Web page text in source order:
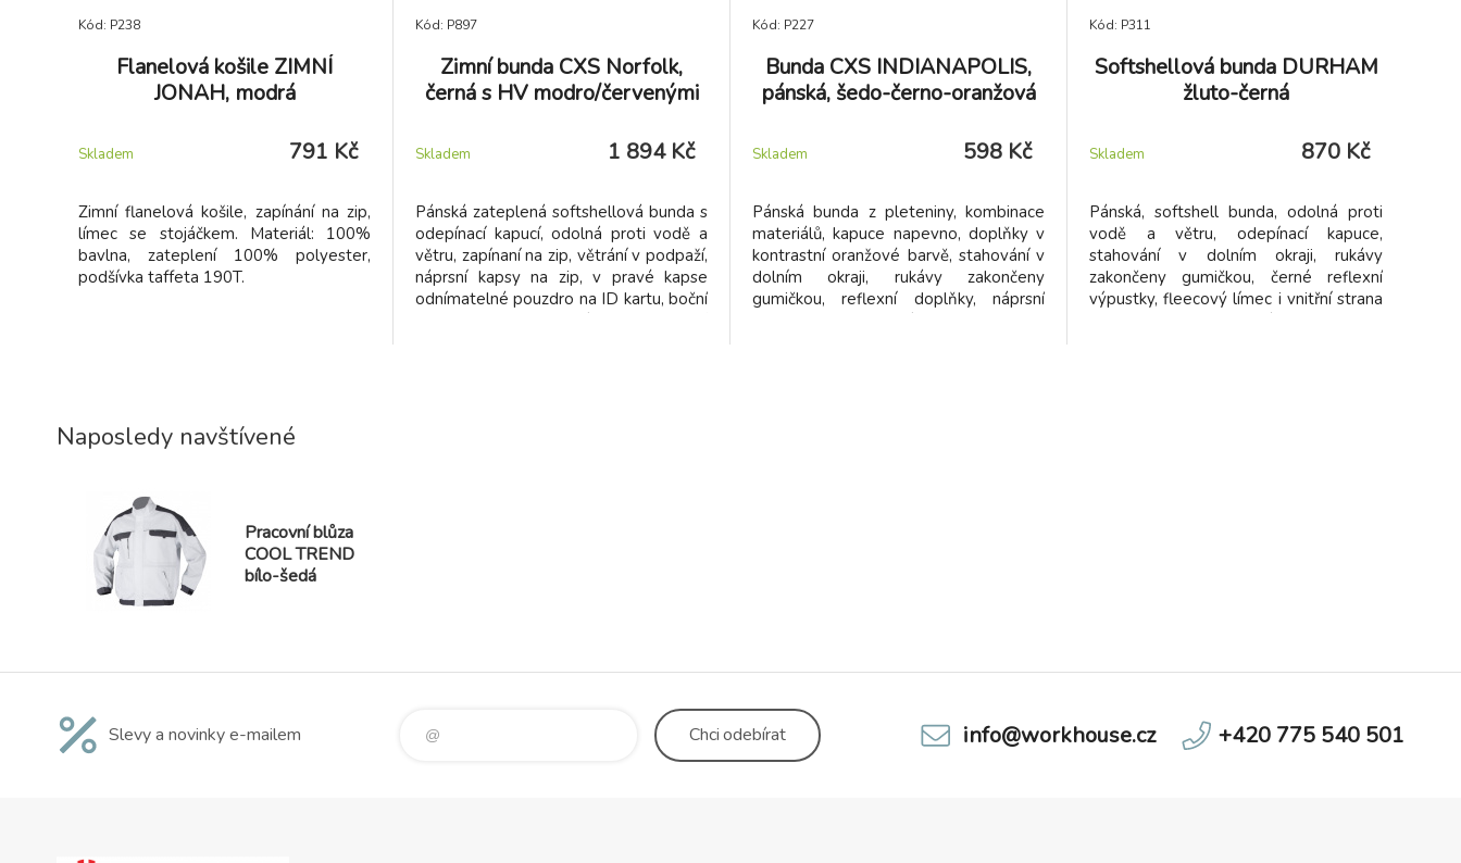
Kód: P238
Flanelová košile ZIMNÍ
JONAH, modrá
Skladem 791 Kč
Zimní flanelová košile, zapínání na zip,
límec se stojáčkem. Materiál: 100%
bavlna, zateplení 100% polyester,
podšívka taffeta 190T.
Kód: P897
Zimní bunda CXS Norfolk,
černá s HV modro/červenými
Skladem 1 894 Kč
Pánská zateplená softshellová bunda s
odepínací kapucí, odolná proti vodě a
větru, zapínaní na zip, větrání v podpaží,
náprsní kapsy na zip, v pravé kapse
odnímatelné pouzdro na ID kartu, boční
kapsy na zip, vnitřní kapsy, vnitřní
Kód: P227
Bunda CXS INDIANAPOLIS,
pánská, šedo-černo-oranžová
Skladem 598 Kč
Pánská bunda z pleteniny, kombinace
materiálů, kapuce napevno, doplňky v
kontrastní oranžové barvě, stahování v
dolním okraji, rukávy zakončeny
gumičkou, reflexní doplňky, náprsní
kapsa na zip, 2 spodní kapsy na zip.
Kód: P311
Softshellová bunda DURHAM
žluto-černá
Skladem 870 Kč
Pánská, softshell bunda, odolná proti
vodě a větru, odepínací kapuce,
stahování v dolním okraji, rukávy
zakončeny gumičkou, černé reflexní
výpustky, fleecový límec i vnitřní strana
bundy, TPU membrána, odolnost
Naposledy navštívené
Pracovní blůza
COOL TREND
bílo-šedá
Slevy a novinky e-mailem Chciodebírat info@workhouse.cz +420 775 540 501